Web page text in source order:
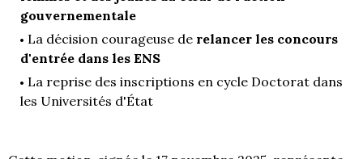
gouvernementale
La décision courageuse de relancer les concours
d'entrée dans les ENS
La reprise des inscriptions en cycle Doctorat dans
les Universités d'État